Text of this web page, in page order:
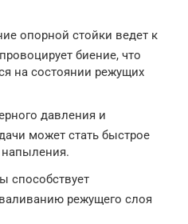
опорной стойки ведет к
биение, что
на состоянии режущих
давления и
может стать быстрое
способствует
режущего слоя